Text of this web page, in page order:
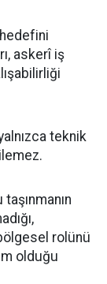
askerî iş
teknik
rolünü
olduğu